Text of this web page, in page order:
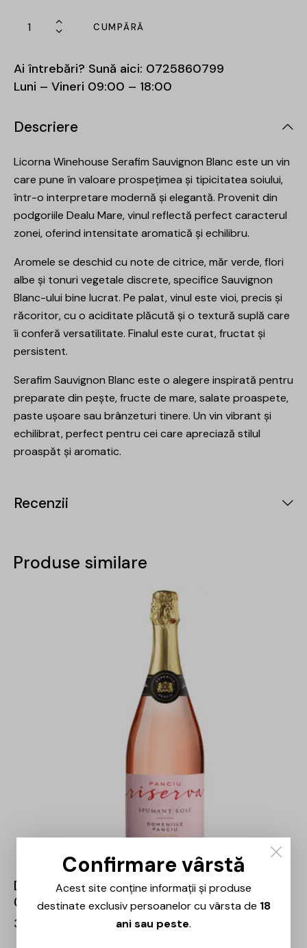
CUMPĂRĂ
Ai întrebări? Sună aici: 0725860799
Luni – Vineri 09:00 – 18:00
Descriere
Licorna Winehouse Serafim Sauvignon Blanc este un vin
care pune în valoare prospețimea și tipicitatea soiului,
într-o interpretare modernă și elegantă. Provenit din
podgoriile Dealu Mare, vinul reflectă perfect caracterul
zonei, oferind intensitate aromatică și echilibru.
Aromele se deschid cu note de citrice, măr verde, flori
albe și tonuri vegetale discrete, specifice Sauvignon
Blanc-ului bine lucrat. Pe palat, vinul este vioi, precis și
răcoritor, cu o aciditate plăcută și o textură suplă care
îi conferă versatilitate. Finalul este curat, fructat și
persistent.
Serafim Sauvignon Blanc este o alegere inspirată pentru
preparate din pește, fructe de mare, salate proaspete,
paste ușoare sau brânzeturi tinere. Un vin vibrant și
echilibrat, perfect pentru cei care apreciază stilul
proaspăt și aromatic.
Recenzii
Produse similare
Domeniile Panciu – Riserva Spumant Rose –
0.75L
36,00
Confirmare vârstă
Acest site conține informații și produse
destinate exclusiv persoanelor cu vârsta de 18
ani sau peste.